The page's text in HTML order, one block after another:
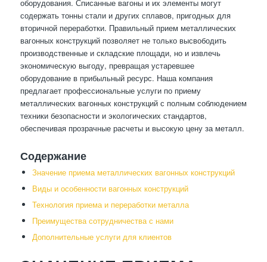
оборудования. Списанные вагоны и их элементы могут
содержать тонны стали и других сплавов, пригодных для
вторичной переработки. Правильный прием металлических
вагонных конструкций позволяет не только высвободить
производственные и складские площади, но и извлечь
экономическую выгоду, превращая устаревшее
оборудование в прибыльный ресурс. Наша компания
предлагает профессиональные услуги по приему
металлических вагонных конструкций с полным соблюдением
техники безопасности и экологических стандартов,
обеспечивая прозрачные расчеты и высокую цену за металл.
Содержание
Значение приема металлических вагонных конструкций
Виды и особенности вагонных конструкций
Технология приема и переработки металла
Преимущества сотрудничества с нами
Дополнительные услуги для клиентов